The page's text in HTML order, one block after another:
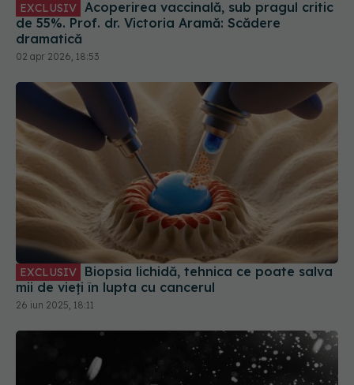
EXCLUSIV
de 55%. Prof. dr. Victoria Aramă: Scădere
dramatică
02 apr 2026, 18:53
EXCLUSIV
mii de vieți în lupta cu cancerul
26 iun 2025, 18:11